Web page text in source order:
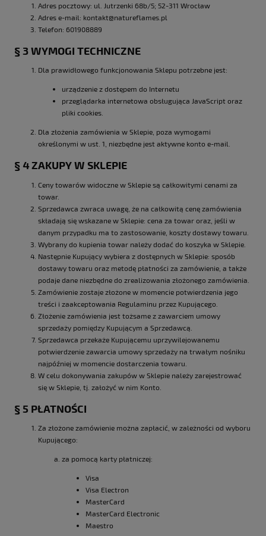
Adres pocztowy: ul. Jutrzenki 68b/5; 52-311 Wrocław
Adres e-mail: kontakt@natureflames.pl
Telefon: 601908889
§ 3 WYMOGI TECHNICZNE
Dla prawidłowego funkcjonowania Sklepu potrzebne jest:
urządzenie z dostępem do Internetu
przeglądarka internetowa obsługująca JavaScript oraz
pliki cookies.
Dla złożenia zamówienia w Sklepie, poza wymogami
określonymi w ust. 1, niezbędne jest aktywne konto e-mail.
§ 4 ZAKUPY W SKLEPIE
Ceny towarów widoczne w Sklepie są całkowitymi cenami za
towar.
Sprzedawca zwraca uwagę, że na całkowitą cenę zamówienia
składają się wskazane w Sklepie: cena za towar oraz, jeśli w
danym przypadku ma to zastosowanie, koszty dostawy towaru.
Wybrany do kupienia towar należy dodać do koszyka w Sklepie.
Następnie Kupujący wybiera z dostępnych w Sklepie: sposób
dostawy towaru oraz metodę płatności za zamówienie, a także
podaje dane niezbędne do zrealizowania złożonego zamówienia.
Zamówienie zostaje złożone w momencie potwierdzenia jego
treści i zaakceptowania Regulaminu przez Kupującego.
Złożenie zamówienia jest tożsame z zawarciem umowy
sprzedaży pomiędzy Kupującym a Sprzedawcą.
Sprzedawca przekaże Kupującemu uprzywilejowanemu
potwierdzenie zawarcia umowy sprzedaży na trwałym nośniku
najpóźniej w momencie dostarczenia towaru.
W celu dokonywania zakupów w Sklepie należy zarejestrować
się w Sklepie, tj. założyć w nim Konto.
§ 5 PŁATNOŚCI
Za złożone zamówienie można zapłacić, w zależności od wyboru
Kupującego:
za pomocą karty płatniczej:
Visa
Visa Electron
MasterCard
MasterCard Electronic
Maestro